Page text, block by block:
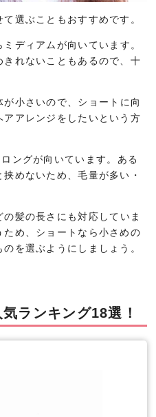
選ぶこともおすすめです。
ミディアムが向いています。
れないこともあるので、十
小さいので、ショートに向
アレンジをしたいという方
ングが向いています。ある
めないため、毛量が多い・
髪の長さにも対応していま
め、ショートなら小さめの
を選ぶようにしましょう。
ランキング18選！